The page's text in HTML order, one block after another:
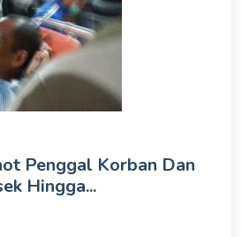
Penggal Korban Dan
Hingga...